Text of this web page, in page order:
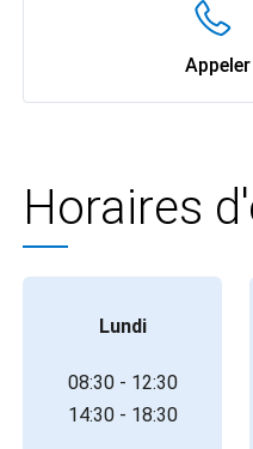
Appeler
Horaires
Lundi
08:30 - 12:30
14:30 - 18:30